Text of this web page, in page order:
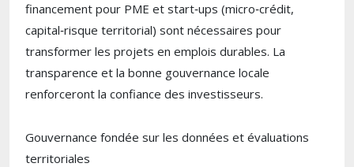
financement pour PME et start‑ups (micro‑crédit,
capital‑risque territorial) sont nécessaires pour
transformer les projets en emplois durables. La
transparence et la bonne gouvernance locale
renforceront la confiance des investisseurs.
Gouvernance fondée sur les données et évaluations
territoriales